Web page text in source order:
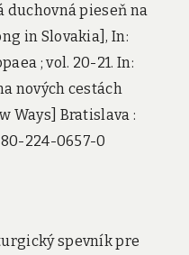
duchovná pieseň na
in Slovakia], In:
; vol. 20-21. In:
nových cestách
Ways] Bratislava :
80-224-0657-0
spevník pre